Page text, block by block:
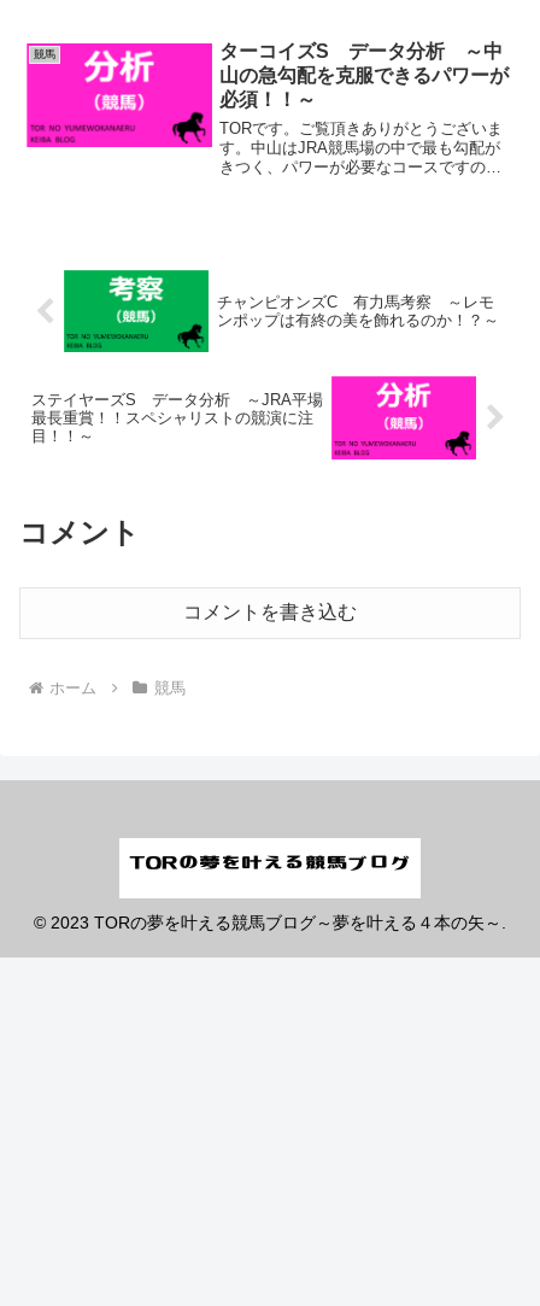
ースを経由して秋...
競馬
ターコイズS データ分析 ～中
山の急勾配を克服できるパワーが
必須！！～
TORです。ご覧頂きありがとうございま
す。中山はJRA競馬場の中で最も勾配が
きつく、パワーが必要なコースですの
チャンピオンズC 有力馬考察 ～レモ
ンポップは有終の美を飾れるのか！？～
ステイヤーズS データ分析 ～JRA平場
最長重賞！！スペシャリストの競演に注
目！！～
コメント
コメントを書き込む
ホーム 競馬
© 2023 TORの夢を叶える競馬ブログ～夢を叶える４本の矢～.